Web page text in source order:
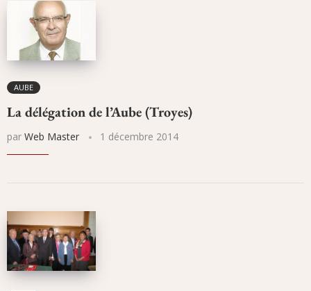
AUBE
La délégation de l’Aube (Troyes)
par Web Master 1 décembre 2014